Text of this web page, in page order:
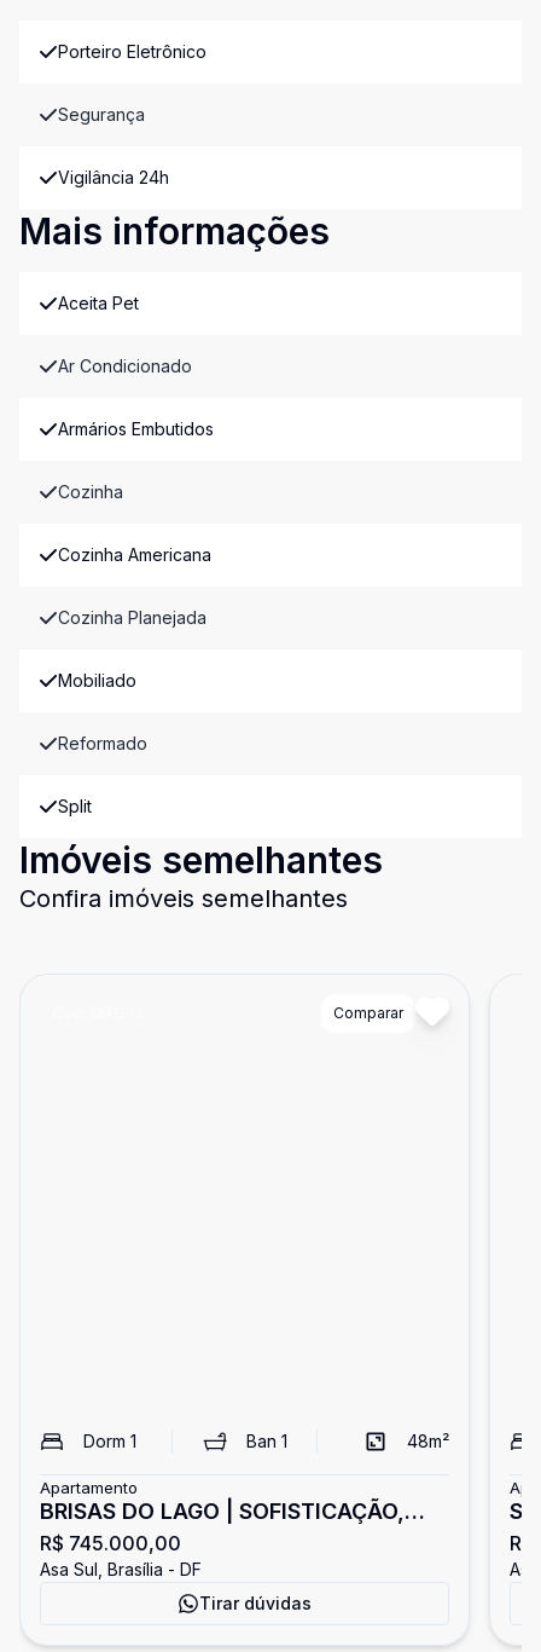
Porteiro Eletrônico
Segurança
Vigilância 24h
Mais informações
Aceita Pet
Ar Condicionado
Armários Embutidos
Cozinha
Cozinha Americana
Cozinha Planejada
Mobiliado
Reformado
Split
Imóveis semelhantes
Confira imóveis semelhantes
Comparar
Dorm 1 Ban 1 48m²
Apartamento
BRISAS DO LAGO | SOFISTICAÇÃO,
CONFORTO E VISTA PRIVILEGIADA
PARA O CLUBE DE GOLFE
R$ 745.000,00
Asa Sul, Brasília - DF
Tirar dúvidas